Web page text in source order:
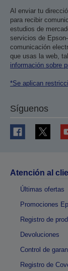
Al enviar tu
para recibir
estudios de
servicios de
comunicación
que usas la web,
información sobre
*Se aplican
Síguenos
Atención al
Últimas ofertas
Promociones
Registro de
Devoluciones
Control de
Registro de